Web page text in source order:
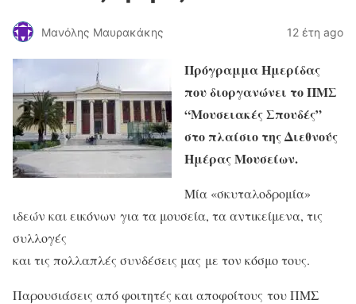
Μανόλης Μαυρακάκης 12 έτη ago
Πρόγραμμα Ημερίδας
που διοργανώνει το ΠΜΣ
“Μουσειακές Σπουδές”
στο πλαίσιο της Διεθνούς
Ημέρας Μουσείων.
Μία «σκυταλοδρομία»
ιδεών και εικόνων για τα μουσεία, τα αντικείμενα, τις
συλλογές
και τις πολλαπλές συνδέσεις μας με τον κόσμο τους.
Παρουσιάσεις από φοιτητές και αποφοίτους του ΠΜΣ